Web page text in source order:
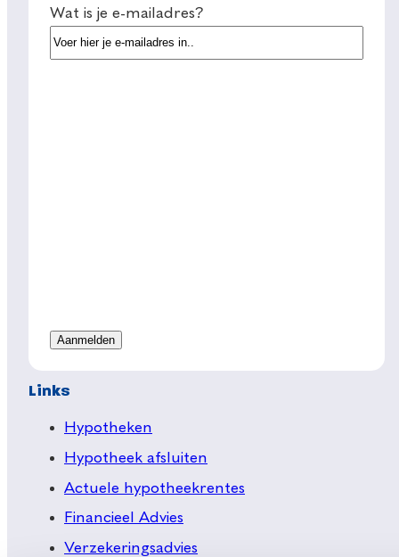
Wat is je e-mailadres?
Links
Hypotheken
Hypotheek afsluiten
Actuele hypotheekrentes
Financieel Advies
Verzekeringsadvies